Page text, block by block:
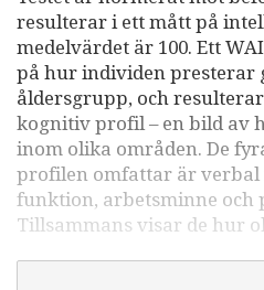
resulterar i ett mått på
medelvärdet är 100. Ett
på hur individen presterar
åldersgrupp, och
kognitiv profil – en bild av
inom olika områden. De
profilen omfattar är verbal
funktion, arbetsminne och
Tillsammans visar de hur